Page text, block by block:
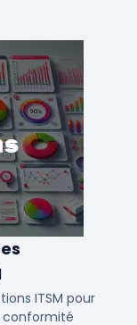
ITSM pour
conformité